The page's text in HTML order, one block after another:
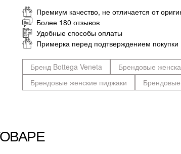
Премиум качество, не отличается от
Более 180 отзывов
Удобные способы оплаты
Примерка перед подтверждением покупки
Бренд Bottega Veneta
Брендовые
Брендовые женские пиджаки